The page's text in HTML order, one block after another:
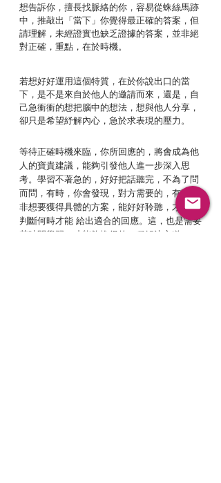
想告訴你，擅長找脈絡的你，容易從蛛絲馬跡
中，推敲出「當下」你覺得最正確的答案，但
請理解，未經證實也缺乏證據的答案，並非絕
對正確，重點，在於時機。
若想好好運用這個特質，在於你說出口的當
下，是不是來自於他人的邀請而來，還是，自
己急衝衝的想把腦中的想法，想與他人分享，
卻只是希望紓解內心，急於求表現的壓力。
等待正確時機來臨，你所回應的，將會成為他
人的寶貴建議，能夠引發他人進一步深入思
考。學習不著急的，好好把話聽完，不為了問
而問，有時，你會發現，對方需要的，有時並
非想要獲得具體的方案，能好好聆聽，才能夠
判斷何時才能 給出適合的回應。這，也是需要
花時間學習，才能夠換得的一種解決之道。